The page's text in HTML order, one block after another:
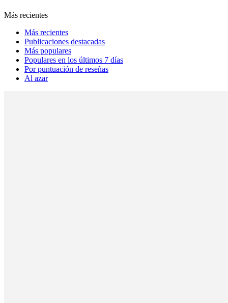
Más recientes
Más recientes
Publicaciones destacadas
Más populares
Populares en los últimos 7 días
Por puntuación de reseñas
Al azar